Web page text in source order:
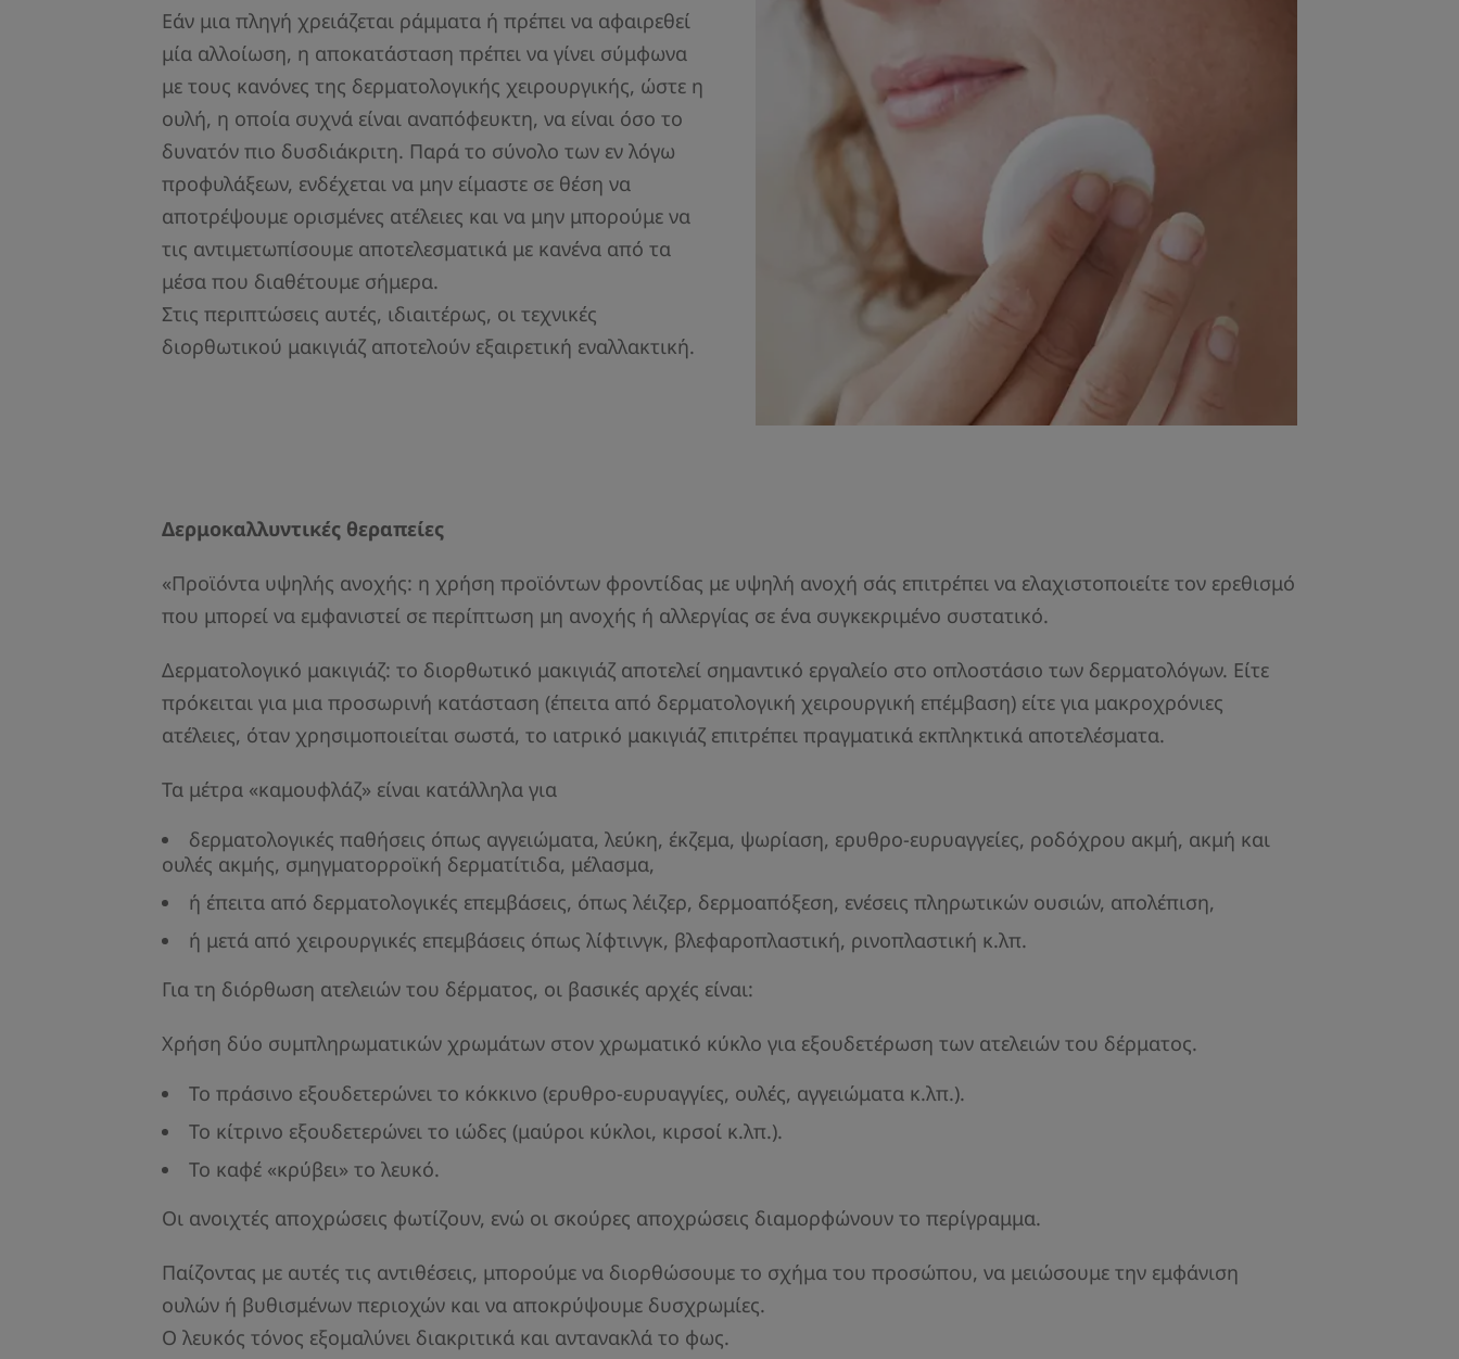
Εάν μια πληγή χρειάζεται ράμματα ή πρέπει να αφαιρεθεί
μία αλλοίωση, η αποκατάσταση πρέπει να γίνει σύμφωνα
με τους κανόνες της δερματολογικής χειρουργικής, ώστε η
ουλή, η οποία συχνά είναι αναπόφευκτη, να είναι όσο το
δυνατόν πιο δυσδιάκριτη. Παρά το σύνολο των εν λόγω
προφυλάξεων, ενδέχεται να μην είμαστε σε θέση να
αποτρέψουμε ορισμένες ατέλειες και να μην μπορούμε να
τις αντιμετωπίσουμε αποτελεσματικά με κανένα από τα
μέσα που διαθέτουμε σήμερα.
Στις περιπτώσεις αυτές, ιδιαιτέρως, οι τεχνικές
διορθωτικού μακιγιάζ αποτελούν εξαιρετική εναλλακτική.
Δερμοκαλλυντικές θεραπείες
«Προϊόντα υψηλής ανοχής: η χρήση προϊόντων φροντίδας με υψηλή ανοχή σάς επιτρέπει να ελαχιστοποιείτε τον ερεθισμό
που μπορεί να εμφανιστεί σε περίπτωση μη ανοχής ή αλλεργίας σε ένα συγκεκριμένο συστατικό.
Δερματολογικό μακιγιάζ: το διορθωτικό μακιγιάζ αποτελεί σημαντικό εργαλείο στο οπλοστάσιο των δερματολόγων. Είτε
πρόκειται για μια προσωρινή κατάσταση (έπειτα από δερματολογική χειρουργική επέμβαση) είτε για μακροχρόνιες
ατέλειες, όταν χρησιμοποιείται σωστά, το ιατρικό μακιγιάζ επιτρέπει πραγματικά εκπληκτικά αποτελέσματα.
Τα μέτρα «καμουφλάζ» είναι κατάλληλα για
δερματολογικές παθήσεις όπως αγγειώματα, λεύκη, έκζεμα, ψωρίαση, ερυθρο-ευρυαγγείες, ροδόχρου ακμή, ακμή και
ουλές ακμής, σμηγματορροϊκή δερματίτιδα, μέλασμα,
ή έπειτα από δερματολογικές επεμβάσεις, όπως λέιζερ, δερμοαπόξεση, ενέσεις πληρωτικών ουσιών, απολέπιση,
ή μετά από χειρουργικές επεμβάσεις όπως λίφτινγκ, βλεφαροπλαστική, ρινοπλαστική κ.λπ.
Για τη διόρθωση ατελειών του δέρματος, οι βασικές αρχές είναι:
Χρήση δύο συμπληρωματικών χρωμάτων στον χρωματικό κύκλο για εξουδετέρωση των ατελειών του δέρματος.
Το πράσινο εξουδετερώνει το κόκκινο (ερυθρο-ευρυαγγίες, ουλές, αγγειώματα κ.λπ.).
Το κίτρινο εξουδετερώνει το ιώδες (μαύροι κύκλοι, κιρσοί κ.λπ.).
Το καφέ «κρύβει» το λευκό.
Οι ανοιχτές αποχρώσεις φωτίζουν, ενώ οι σκούρες αποχρώσεις διαμορφώνουν το περίγραμμα.
Παίζοντας με αυτές τις αντιθέσεις, μπορούμε να διορθώσουμε το σχήμα του προσώπου, να μειώσουμε την εμφάνιση
ουλών ή βυθισμένων περιοχών και να αποκρύψουμε δυσχρωμίες.
Ο λευκός τόνος εξομαλύνει διακριτικά και αντανακλά το φως.